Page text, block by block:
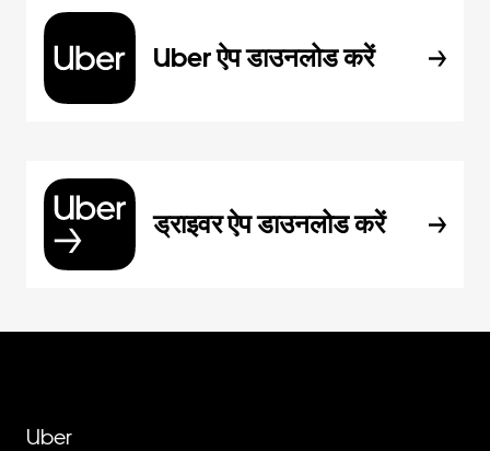
Uber ऐप डाउनलोड करें
ड्राइवर ऐप डाउनलोड करें
Uber